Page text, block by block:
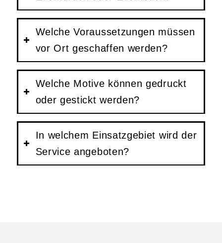
Welche Voraussetzungen müssen
vor Ort geschaffen werden?
Welche Motive können gedruckt
oder gestickt werden?
In welchem Einsatzgebiet wird der
Service angeboten?